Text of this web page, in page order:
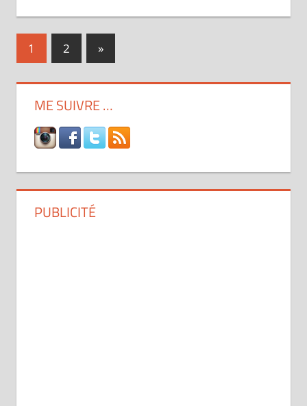
Pagination
publications
1 2
Publications
suivantes :
»
ME SUIVRE …
PUBLICITÉ